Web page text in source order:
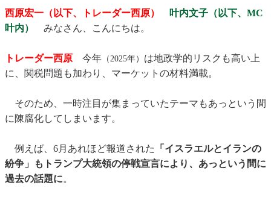
西原宏一（以下、トレーダー西原）
叶内文子（以下、MC
叶内）
みなさん、こんにちは。
トレーダー西原 今年 （2025年） は地政学的リスクも高い上
に、関税問題も加わり、マーケットの材料満載。
そのため、一時注目が集まっていたテーマもあっという間
に陳腐化してしまいます。
例えば、6月あれほど報道された
「イスラエルとイランの
紛争」もトランプ大統領の停戦宣言により、あっという間に
過去の話題に。